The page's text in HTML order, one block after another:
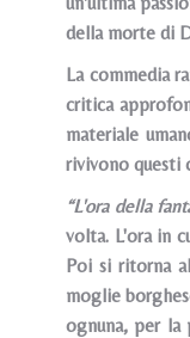
della morte di
La commedia
critica
materiale
rivivono questi
“L'ora della
volta. L'ora in
Poi si ritorna
moglie
ognuna, per la